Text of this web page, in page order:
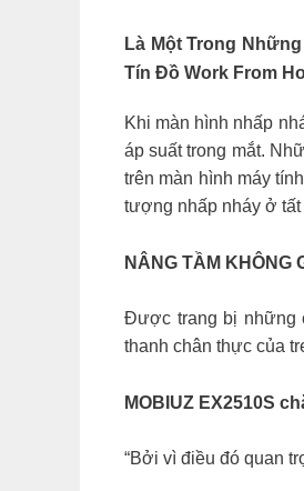
Là Một Trong
Tín Đồ Work From
Khi màn hình nhấp
áp suất trong mắt.
trên màn hình máy
tượng nhấp nháy ở tất
NÂNG TẦM KHÔNG
Được trang bị những
thanh chân thực của
MOBIUZ EX2510S
“Bởi vì điều đó quan